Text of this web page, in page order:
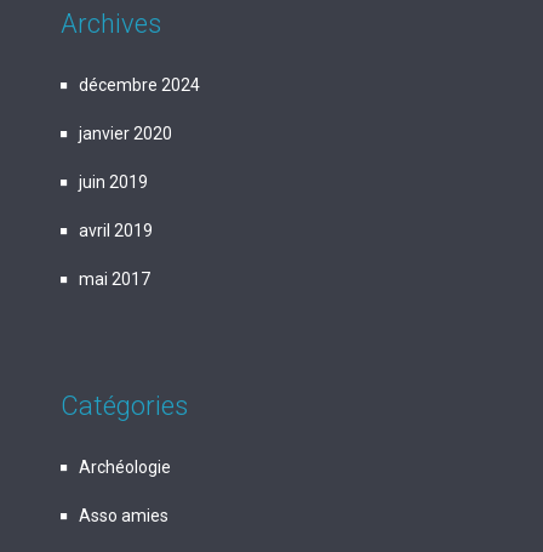
Archives
décembre 2024
janvier 2020
juin 2019
avril 2019
mai 2017
Catégories
Archéologie
Asso amies